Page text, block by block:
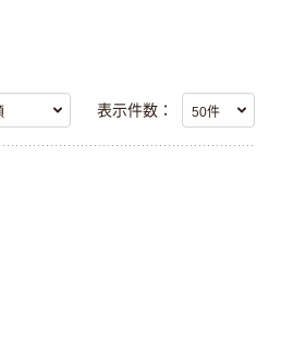
表示件数：